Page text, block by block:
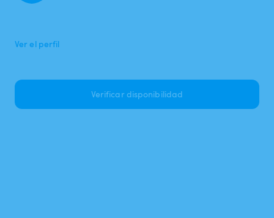
Ver el perfil
Verificar disponibilidad